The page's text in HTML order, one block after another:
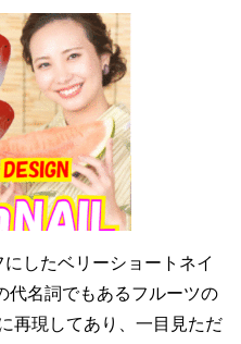
したベリーショートネイ
名詞でもあるフルーツの
再現してあり、一目見ただ